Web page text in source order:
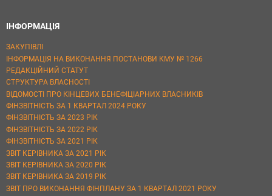
ІНФОРМАЦІЯ
ЗАКУПІВЛІ
ІНФОРМАЦІЯ НА ВИКОНАННЯ ПОСТАНОВИ КМУ № 1266
РЕДАКЦІЙНИЙ СТАТУТ
СТРУКТУРА ВЛАСНОСТІ
ВІДОМОСТІ ПРО КІНЦЕВИХ БЕНЕФІЦІАРНИХ ВЛАСНИКІВ
ФІНЗВІТНІСТЬ ЗА 1 КВАРТАЛ 2024 РОКУ
ФІНЗВІТНІСТЬ ЗА 2023 РІК
ФІНЗВІТНІСТЬ ЗА 2022 РІК
ФІНЗВІТНІСТЬ ЗА 2021 РІК
ЗВІТ КЕРІВНИКА ЗА 2021 РІК
ЗВІТ КЕРІВНИКА ЗА 2020 РІК
ЗВІТ КЕРІВНИКА ЗА 2019 РІК
ЗВІТ ПРО ВИКОНАННЯ ФІНПЛАНУ ЗА 1 КВАРТАЛ 2021 РОКУ